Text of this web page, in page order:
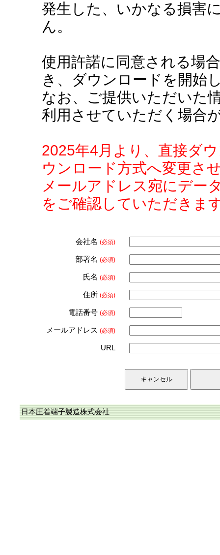
発生した、いかなる損害
ん。
使用許諾に同意される場
き、ダウンロードを開始
なお、ご提供いただいた
利用させていただく場合
2025年4月より、直接ダ
ウンロード方式へ変更さ
メールアドレス宛にデー
をご確認していただきま
会社名 (必須)
部署名 (必須)
氏名 (必須)
住所 (必須)
電話番号 (必須)
メールアドレス (必須)
URL
日本圧着端子製造株式会社